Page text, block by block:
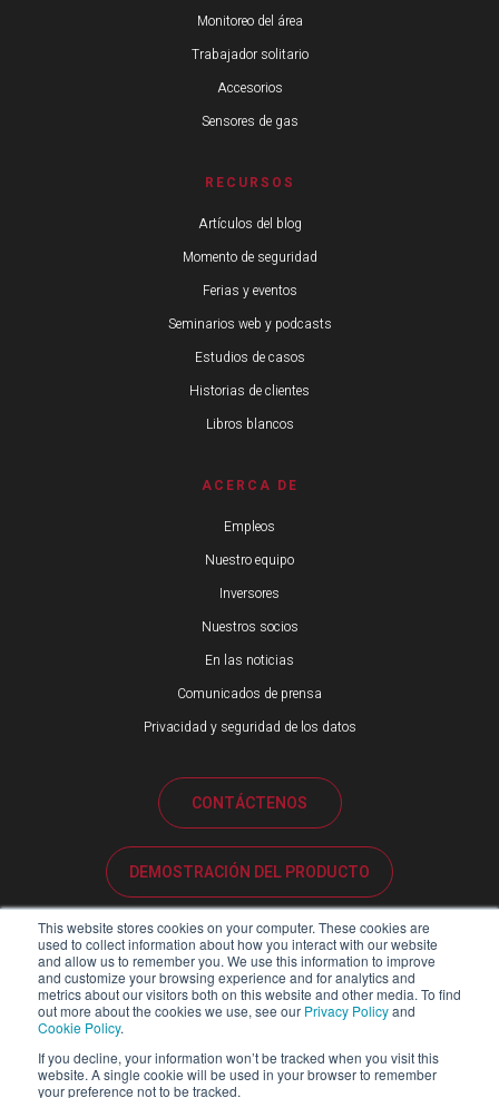
This website stores cookies on your computer. These cookies are
used to collect information about how you interact with our website
and allow us to remember you. We use this information to improve
and customize your browsing experience and for analytics and
metrics about our visitors both on this website and other media. To find
out more about the cookies we use, see our Privacy Policyand
Cookie Policy.
If you decline, your information won’t be tracked when you visit this
website. A single cookie will be used in your browser to remember
your preference not to be tracked.
Monitoreo del área
Trabajador solitario
Accesorios
Sensores de gas
RECURSOS
Artículos del blog
Momento de seguridad
Ferias y eventos
Seminarios web y podcasts
Estudios de casos
Historias de clientes
Libros blancos
ACERCA DE
Empleos
Nuestro equipo
Inversores
Nuestros socios
En las noticias
Comunicados de prensa
Privacidad y seguridad de los datos
CONTÁCTENOS
DEMOSTRACIÓN DEL PRODUCTO
ATENCIÓN AL CLIENTE
PORTAL DE SOCIOS